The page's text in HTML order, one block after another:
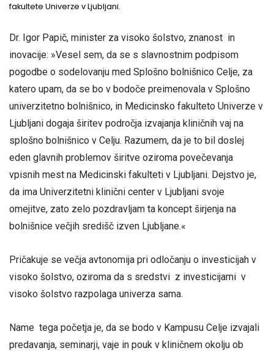
fakultete Univerze v Ljubljani.
Dr. Igor Papič, minister za visoko šolstvo, znanost in
inovacije: »Vesel sem, da se s slavnostnim podpisom
pogodbe o sodelovanju med Splošno bolnišnico Celje, za
katero upam, da se bo v bodoče preimenovala v Splošno
univerzitetno bolnišnico, in Medicinsko fakulteto Univerze v
Ljubljani dogaja širitev področja izvajanja kliničnih vaj na
splošno bolnišnico v Celju. Razumem, da je to bil doslej
eden glavnih problemov širitve oziroma povečevanja
vpisnih mest na Medicinski fakulteti v Ljubljani. Dejstvo je,
da ima Univerzitetni klinični center v Ljubljani svoje
omejitve, zato zelo pozdravljam ta koncept širjenja na
bolnišnice večjih središč izven Ljubljane.«
Pričakuje se večja avtonomija pri odločanju o investicijah v
visoko šolstvo, oziroma da s sredstvi z investicijami v
visoko šolstvo razpolaga univerza sama.
Name tega početja je, da se bodo v Kampusu Celje izvajali
predavanja, seminarji, vaje in pouk v kliničnem okolju ob